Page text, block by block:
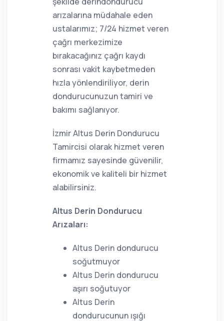
arızalarına müdahale eden
ustalarımız; 7/24 hizmet veren
çağrı merkezimize
bırakacağınız çağrı kaydı
sonrası vakit kaybetmeden
hızla yönlendiriliyor, derin
dondurucunuzun tamiri ve
bakımı sağlanıyor.
İzmir Altus Derin Dondurucu
Tamircisi olarak hizmet veren
firmamız sayesinde güvenilir,
ekonomik ve kaliteli bir hizmet
alabilirsiniz.
Altus Derin Dondurucu
Arızaları:
Altus Derin dondurucu
soğutmuyor
Altus Derin dondurucu
aşırı soğutuyor
Altus Derin
dondurucunun ışığı